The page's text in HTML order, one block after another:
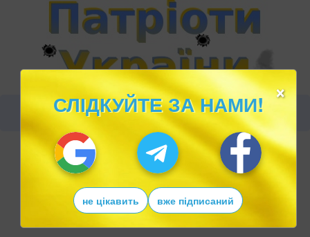
×
СЛІДКУЙТЕ ЗА НАМИ!
не цікавить вже підписаний